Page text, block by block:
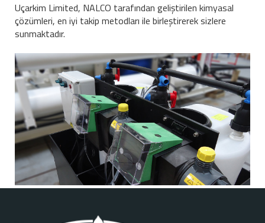
Uçarkim Limited, NALCO tarafından geliştirilen kimyasal
çözümleri, en iyi takip metodları ile birleştirerek sizlere
sunmaktadır.